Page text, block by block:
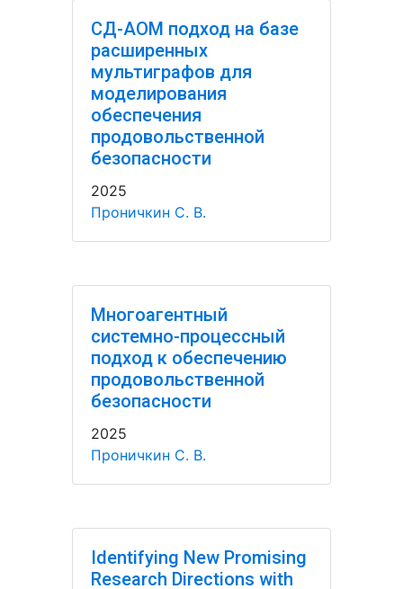
СД-АОМ подход на базе
расширенных
мультиграфов для
моделирования
обеспечения
продовольственной
безопасности
2025
Проничкин С. В.
Многоагентный
системно-процессный
подход к обеспечению
продовольственной
безопасности
2025
Проничкин С. В.
Identifying New Promising
Research Directions with